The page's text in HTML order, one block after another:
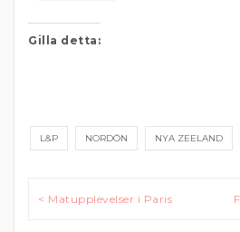
Gilla detta:
L&P NORDÖN NYA ZEELAND
Inläggsnavigering
< Matupplevelser i Paris